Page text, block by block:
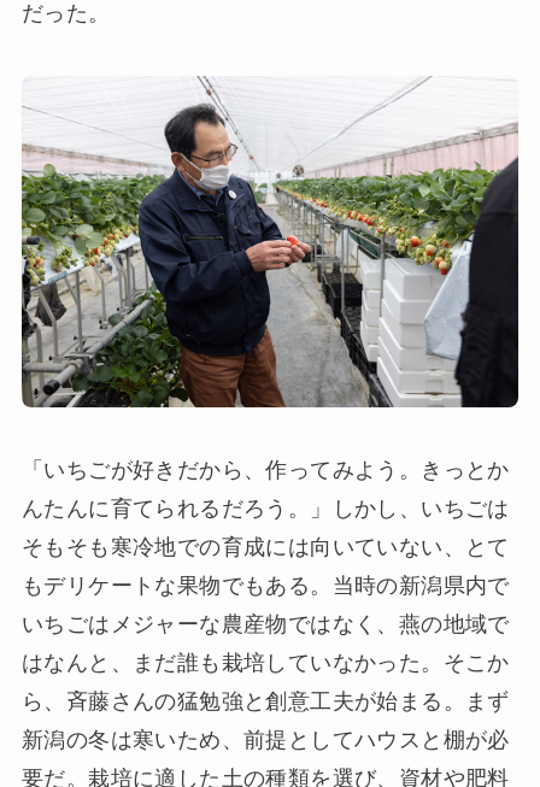
だった。
「いちごが好きだから、作ってみよう。きっとか
んたんに育てられるだろう。」しかし、いちごは
そもそも寒冷地での育成には向いていない、とて
もデリケートな果物でもある。当時の新潟県内で
いちごはメジャーな農産物ではなく、燕の地域で
はなんと、まだ誰も栽培していなかった。そこか
ら、斉藤さんの猛勉強と創意工夫が始まる。まず
新潟の冬は寒いため、前提としてハウスと棚が必
要だ。栽培に適した土の種類を選び、資材や肥料